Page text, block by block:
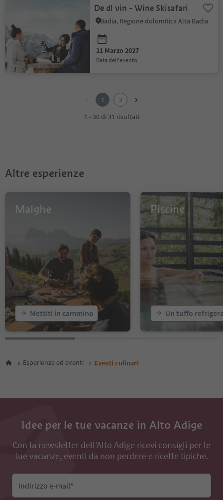
De dl vin - Wine Skisafari
Badia, Regione dolomitica Alta Badia
21 Marzo 2027
data dell'evento
1
2
1 - 30 di 31 risultati
Altre esperienze
Malghe
Mettiti in cammino
Piscine
Un tuffo
Esperienze ed eventi Eventi culinari
Idee per le tue vacanze in Alto Adige
Con la newsletter dell’Alto Adige ricevi consigli per le
tue vacanze, eventi da non perdere e ricette tipiche.
Indirizzo e-mail*